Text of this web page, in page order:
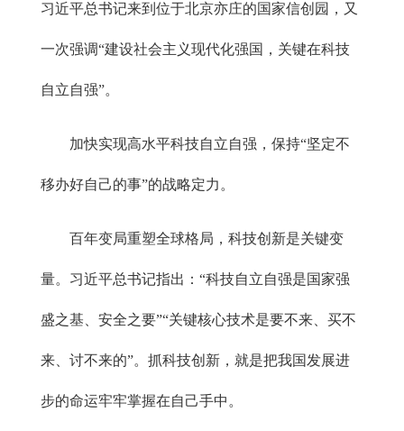
习近平总书记来到位于北京亦庄的国家信创园，又
一次强调“建设社会主义现代化强国，关键在科技
自立自强”。
加快实现高水平科技自立自强，保持“坚定不
移办好自己的事”的战略定力。
百年变局重塑全球格局，科技创新是关键变
量。习近平总书记指出：“科技自立自强是国家强
盛之基、安全之要”“关键核心技术是要不来、买不
来、讨不来的”。抓科技创新，就是把我国发展进
步的命运牢牢掌握在自己手中。